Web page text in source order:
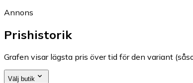
Annons
Prishistorik
Grafen visar lägsta pris över tid för den variant
Välj butik